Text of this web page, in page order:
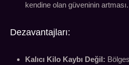
kendine olan güveninin artması.
Dezavantajları:
Kalıcı Kilo Kaybı Değil: